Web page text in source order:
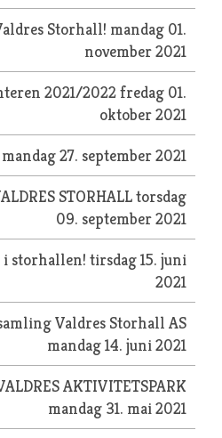
Storhall! mandag 01.
november 2021
2021/2022fredag 01.
oktober 2021
mandag 27. september 2021
STORHALLtorsdag
09. september 2021
i storhallen! tirsdag 15. juni
2021
Valdres Storhall AS
mandag 14. juni 2021
AKTIVITETSPARK
mandag 31. mai 2021